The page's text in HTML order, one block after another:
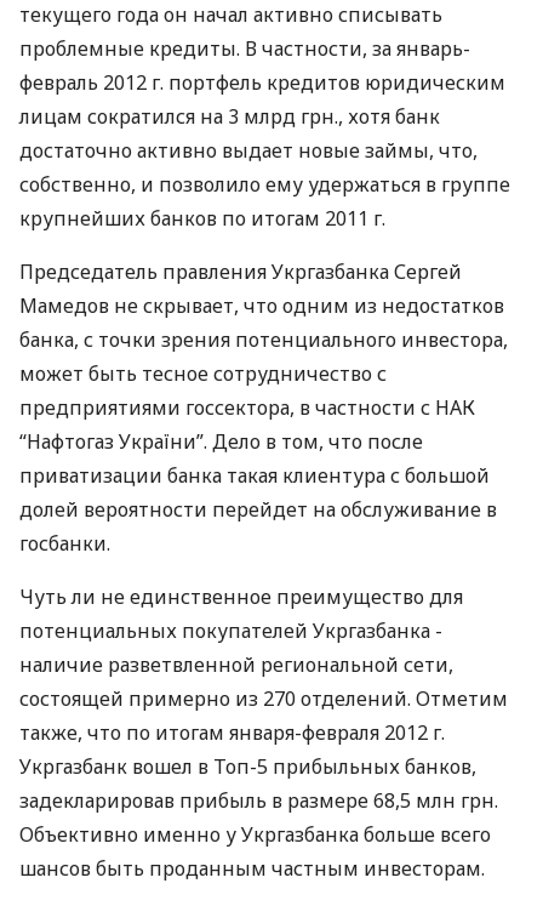
текущего года он начал активно списывать
проблемные кредиты. В частности, за январь-
февраль 2012 г. портфель кредитов юридическим
лицам сократился на 3 млрд грн., хотя банк
достаточно активно выдает новые займы, что,
собственно, и позволило ему удержаться в группе
крупнейших банков по итогам 2011 г.
Председатель правления Укргазбанка Сергей
Мамедов не скрывает, что одним из недостатков
банка, с точки зрения потенциального инвестора,
может быть тесное сотрудничество с
предприятиями госсектора, в частности с НАК
“Нафтогаз України”. Дело в том, что после
приватизации банка такая клиентура с большой
долей вероятности перейдет на обслуживание в
госбанки.
Чуть ли не единственное преимущество для
потенциальных покупателей Укргазбанка -
наличие разветвленной региональной сети,
состоящей примерно из 270 отделений. Отметим
также, что по итогам января-февраля 2012 г.
Укргазбанк вошел в Топ-5 прибыльных банков,
задекларировав прибыль в размере 68,5 млн грн.
Объективно именно у Укргазбанка больше всего
шансов быть проданным частным инвесторам.